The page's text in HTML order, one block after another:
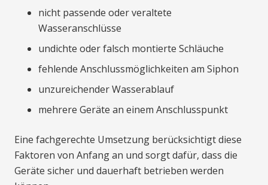
nicht passende oder veraltete
Wasseranschlüsse
undichte oder falsch montierte Schläuche
fehlende Anschlussmöglichkeiten am Siphon
unzureichender Wasserablauf
mehrere Geräte an einem Anschlusspunkt
Eine fachgerechte Umsetzung berücksichtigt diese
Faktoren von Anfang an und sorgt dafür, dass die
Geräte sicher und dauerhaft betrieben werden